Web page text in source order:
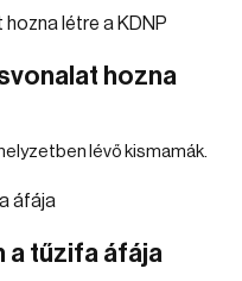
hozna
lévő kismamák.
a tűzifa áfája